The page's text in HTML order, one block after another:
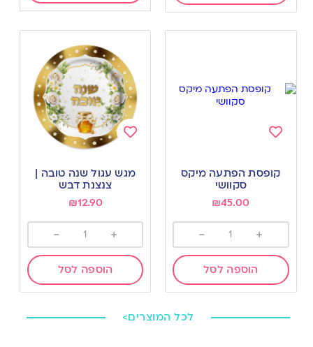
to
wishlist
קופסת הפתעה מיקס
סקוושי
₪45.00
+
-
הוספה לסל
to
wishlist
מגש עגול שנה טובה |
צנצנת דבש
₪12.90
+
-
הוספה לסל
לכל המוצרים>